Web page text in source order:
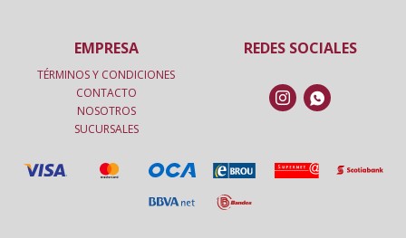
REDES SOCIALES
 
EMPRESA
TÉRMINOS Y CONDICIONES
CONTACTO
NOSOTROS
SUCURSALES